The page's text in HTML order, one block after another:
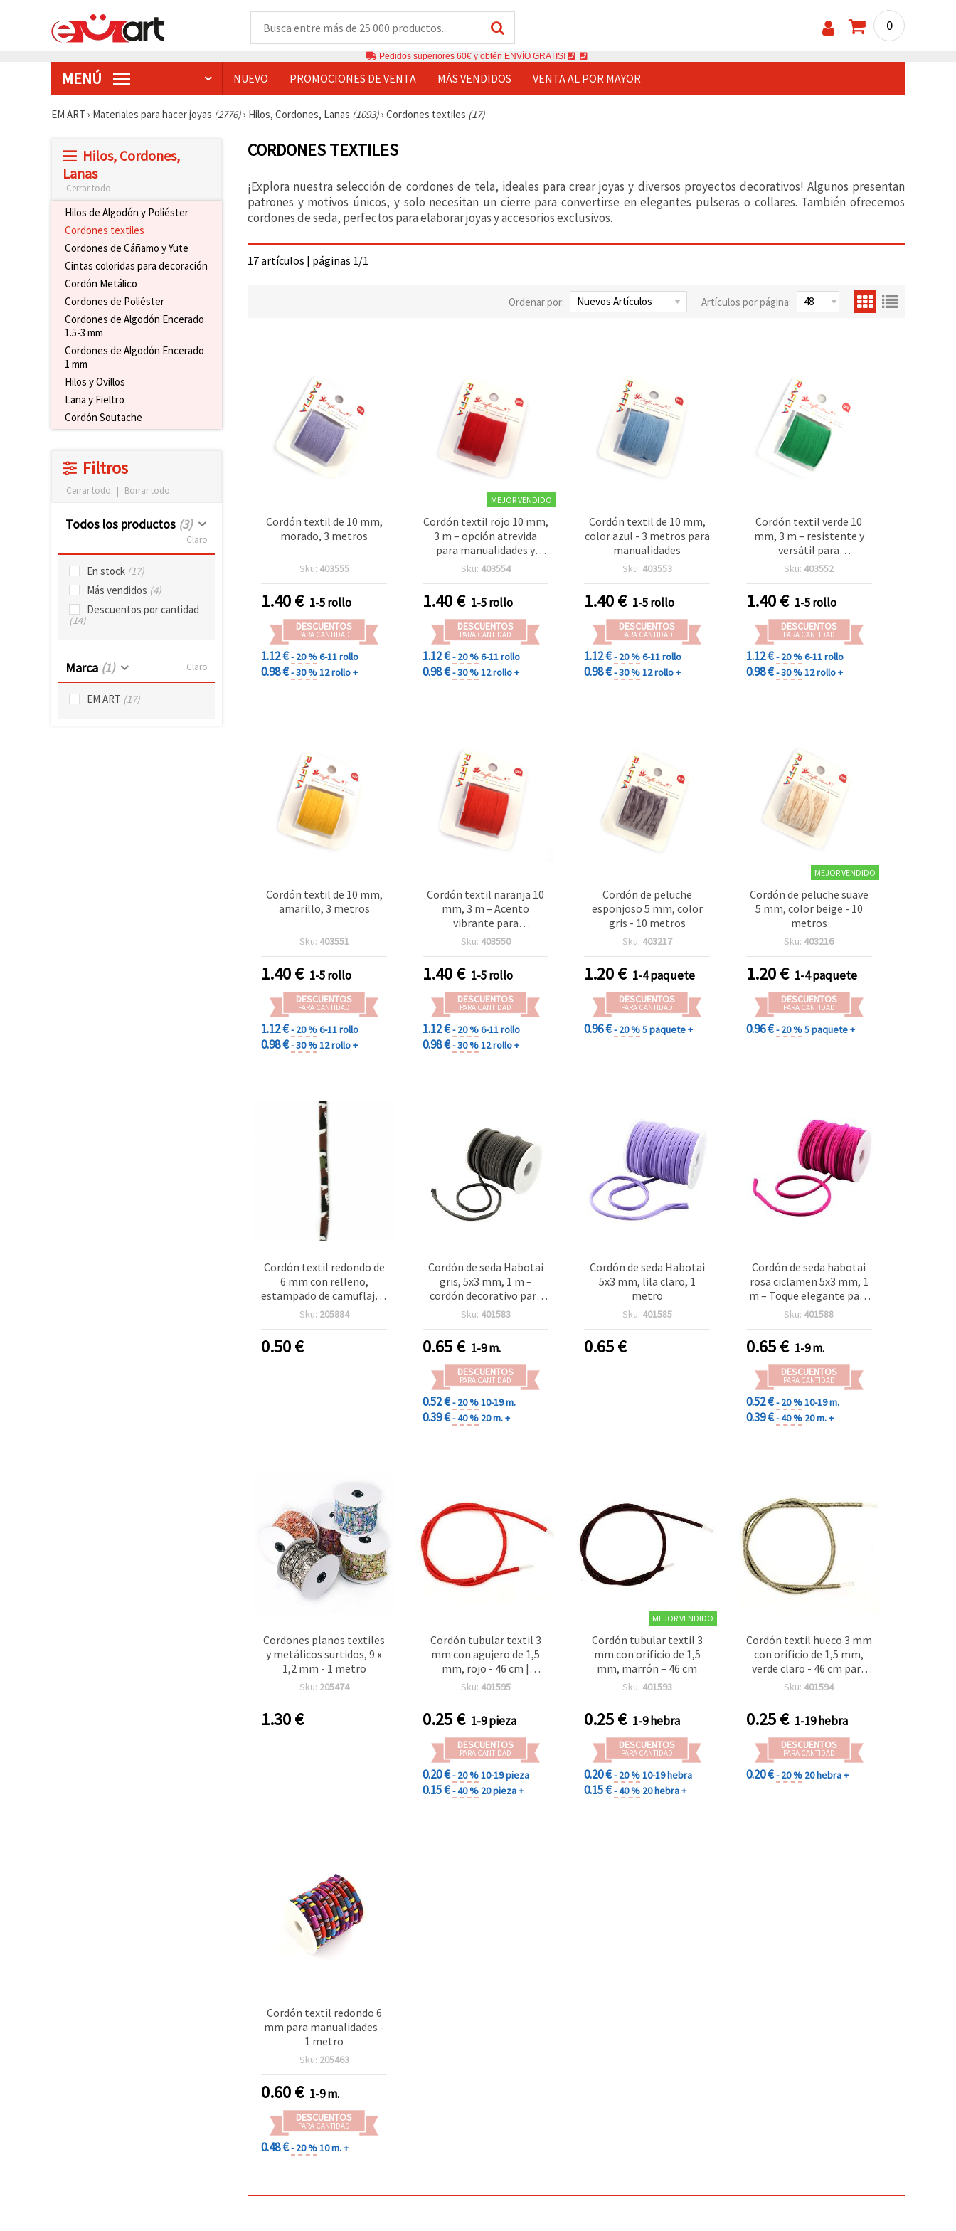
0
Pedidos superiores 60€ y obtén ENVÍO GRATIS!
MENÚ NUEVO PROMOCIONES DE VENTA MÁS VENDIDOS VENTA AL POR MAYOR
EM ART › Materiales para hacer joyas (2776)› Hilos, Cordones, Lanas (1093)› Cordones textiles (17)
Hilos, Cordones,
Lanas
Cerrar todo
Hilos de Algodón y Poliéster
Cordones textiles
Cordones de Cáñamo y Yute
Cintas coloridas para decoración
Cordón Metálico
Cordones de Poliéster
Cordones de Algodón Encerado
1.5-3 mm
Cordones de Algodón Encerado
1 mm
Hilos y Ovillos
Lana y Fieltro
Cordón Soutache
Filtros
Cerrar todo | Borrar todo
Todos los productos (3)
Claro
En stock (17)
Más vendidos (4)
Descuentos por cantidad
(14)
Marca (1) Claro
EM ART (17)
CORDONES TEXTILES
¡Explora nuestra selección de cordones de tela, ideales para crear joyas y diversos proyectos decorativos! Algunos presentan
patrones y motivos únicos, y solo necesitan un cierre para convertirse en elegantes pulseras o collares. También ofrecemos
cordones de seda, perfectos para elaborar joyas y accesorios exclusivos.
17 artículos | páginas 1/1
Ordenar por: Artículos por página:
Cordón textil de 10 mm,
morado, 3 metros
Sku: 403555
1.40€ 1-5 rollo
DESCUENTOS
PARA CANTIDAD
1.12 €- 20 %6-11 rollo
0.98 €- 30 %12 rollo +
MEJOR VENDIDO
Cordón textil rojo 10 mm,
3 m – opción atrevida
para manualidades y
proyectos creativos
Sku: 403554
1.40€ 1-5 rollo
DESCUENTOS
PARA CANTIDAD
1.12 €- 20 %6-11 rollo
0.98 €- 30 %12 rollo +
Cordón textil de 10 mm,
color azul - 3 metros para
manualidades
Sku: 403553
1.40€ 1-5 rollo
DESCUENTOS
PARA CANTIDAD
1.12 €- 20 %6-11 rollo
0.98 €- 30 %12 rollo +
Cordón textil verde 10
mm, 3 m – resistente y
versátil para
manualidades
Sku: 403552
1.40€ 1-5 rollo
DESCUENTOS
PARA CANTIDAD
1.12 €- 20 %6-11 rollo
0.98 €- 30 %12 rollo +
Cordón textil de 10 mm,
amarillo, 3 metros
Sku: 403551
1.40€ 1-5 rollo
DESCUENTOS
PARA CANTIDAD
1.12 €- 20 %6-11 rollo
0.98 €- 30 %12 rollo +
Cordón textil naranja 10
mm, 3 m – Acento
vibrante para
manualidades y proyectos
Sku: 403550
1.40€ 1-5 rollo
DESCUENTOS
PARA CANTIDAD
1.12 €- 20 %6-11 rollo
0.98 €- 30 %12 rollo +
Cordón de peluche
esponjoso 5 mm, color
gris - 10 metros
Sku: 403217
1.20€ 1-4 paquete
DESCUENTOS
PARA CANTIDAD
0.96 €- 20 %5 paquete +
MEJOR VENDIDO
Cordón de peluche suave
5 mm, color beige - 10
metros
Sku: 403216
1.20€ 1-4 paquete
DESCUENTOS
PARA CANTIDAD
0.96 €- 20 %5 paquete +
Cordón textil redondo de
6 mm con relleno,
estampado de camuflaje -
1 metro para
Sku: 205884
0.50€
Cordón de seda Habotai
gris, 5x3 mm, 1 m –
cordón decorativo para
bisutería, pulseras,
Sku: 401583
0.65€ 1-9 m.
DESCUENTOS
PARA CANTIDAD
0.52 €- 20 %10-19 m.
0.39 €- 40 % 20 m. +
Cordón de seda Habotai
5x3 mm, lila claro, 1
metro
Sku: 401585
0.65€
Cordón de seda habotai
rosa ciclamen 5x3 mm, 1
m – Toque elegante para
bisutería y manualidades
Sku: 401588
0.65€ 1-9 m.
DESCUENTOS
PARA CANTIDAD
0.52 €- 20 %10-19 m.
0.39 €- 40 % 20 m. +
Cordones planos textiles
y metálicos surtidos, 9 x
1,2 mm - 1 metro
Sku: 205474
1.30€
Cordón tubular textil 3
mm con agujero de 1,5
mm, rojo - 46 cm |
Manualidades y bisutería
Sku: 401595
0.25€ 1-9 pieza
DESCUENTOS
PARA CANTIDAD
0.20 €- 20 %10-19 pieza
0.15 €- 40 % 20 pieza +
MEJOR VENDIDO
Cordón tubular textil 3
mm con orificio de 1,5
mm, marrón – 46 cm
Sku: 401593
0.25€ 1-9 hebra
DESCUENTOS
PARA CANTIDAD
0.20 €- 20 %10-19 hebra
0.15 €- 40 % 20 hebra +
Cordón textil hueco 3 mm
con orificio de 1,5 mm,
verde claro - 46 cm para
manualidades y bisutería
Sku: 401594
0.25€ 1-19 hebra
DESCUENTOS
PARA CANTIDAD
0.20 €- 20 % 20 hebra +
Cordón textil redondo 6
mm para manualidades -
1 metro
Sku: 205463
0.60€ 1-9 m.
DESCUENTOS
PARA CANTIDAD
0.48 €- 20 %10 m. +